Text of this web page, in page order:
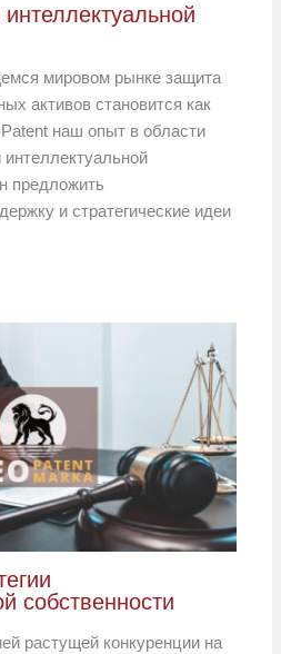
мировом рынке защита
активов становится как
наш опыт в области
интеллектуальной
предложить
и стратегические идеи
собственности
растущей конкуренции на